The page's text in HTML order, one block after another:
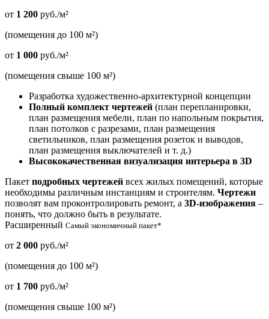
от 1 200 руб./м²
(помещения до 100 м²)
от 1 000 руб./м²
(помещения свыше 100 м²)
Разработка художественно-архитектурной концепции
Полный комплект чертежей (план перепланировки,
план размещения мебели, план по напольным покрытия,
план потолков с разрезами, план размещения
светильников, план размещения розеток и выводов,
план размещения выключателей и т. д.)
Высококачественная визуализация интерьера в 3D
Пакет подробных чертежей всех жилых помещений, которые
необходимы различным инстанциям и строителям. Чертежи
позволят вам проконтролировать ремонт, а 3D-изображения –
понять, что должно быть в результате.
Расширенный Самый экономичный пакет*
от 2 000 руб./м²
(помещения до 100 м²)
от 1 700 руб./м²
(помещения свыше 100 м²)